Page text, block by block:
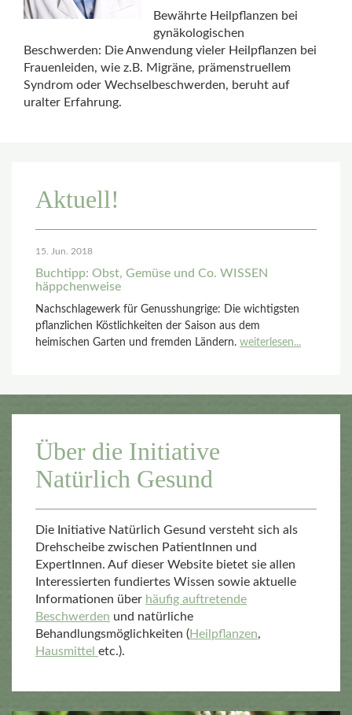
Bewährte Heilpflanzen bei
gynäkologischen
Beschwerden: Die Anwendung vieler Heilpflanzen bei
Frauenleiden, wie z.B. Migräne, prämenstruellem
Syndrom oder Wechselbeschwerden, beruht auf
uralter Erfahrung.
Aktuell!
15. Jun. 2018
Buchtipp: Obst, Gemüse und Co. WISSEN
häppchenweise
Nachschlagewerk für Genusshungrige: Die wichtigsten
pflanzlichen Köstlichkeiten der Saison aus dem
heimischen Garten und fremden Ländern. weiterlesen...
Über die Initiative
Natürlich Gesund
Die Initiative Natürlich Gesund versteht sich als
Drehscheibe zwischen PatientInnen und
ExpertInnen. Auf dieser Website bietet sie allen
Interessierten fundiertes Wissen sowie aktuelle
Informationen über häufig auftretende
Beschwerden und natürliche
Behandlungsmöglichkeiten (Heilpflanzen,
Hausmittel etc.).